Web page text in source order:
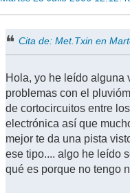
Cita de: Met.Txin en
Hola, yo he leído alguna
problemas con el
de cortocircuitos entre
electrónica así que
mejor te da una pista
ese tipo.... algo he leído
qué es porque no tengo